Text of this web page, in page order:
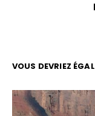
VOUS DEVRIEZ